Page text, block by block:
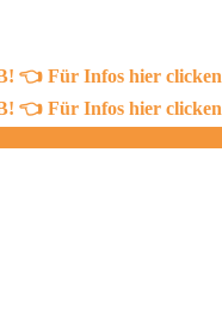
👈 Für Infos hier clicken
👈 Für Infos hier clicken